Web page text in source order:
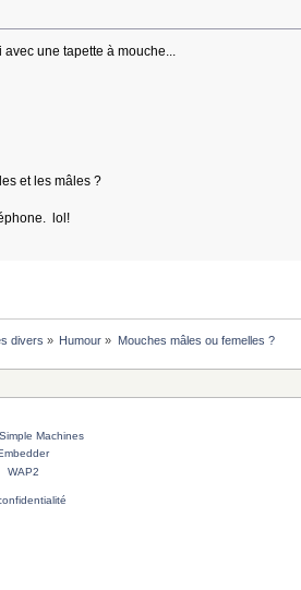
une tapette à mouche...
et les mâles ?
lol!
divers » Humour » Mouches mâles ou femelles ?
Simple Machines
WAP2